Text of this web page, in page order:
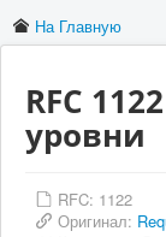
На Главную
RFC
уровни
RFC: 1122
Оригинал: